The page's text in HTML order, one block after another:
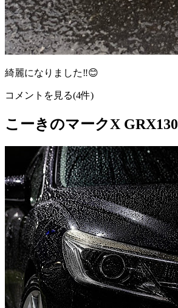
綺麗になりました‼️😊
コメントを見る(4件)
こーきのマークX GRX130